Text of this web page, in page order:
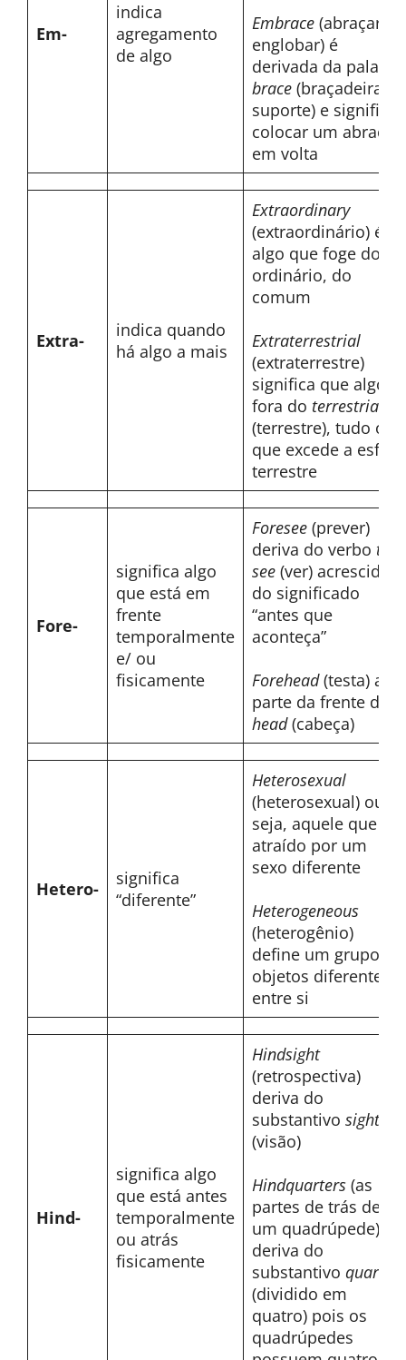
Em-
indica
agregamento
de algo
Embrace (abraçar,
englobar) é
derivada da palavra
brace (braçadeira,
suporte) e significa
colocar um abraço
em volta
Extra-
indica quando
há algo a mais
Extraordinary
(extraordinário) é
algo que foge do
ordinário, do
comum
Extraterrestrial
(extraterrestre)
significa que algo é
fora do terrestrial
(terrestre), tudo o
que excede a esfera
terrestre
Fore-
significa algo
que está em
frente
temporalmente
e/ ou
fisicamente
Foresee (prever)
deriva do verbo to
see (ver) acrescido
do significado
“antes que
aconteça”
Forehead(testa) a
parte da frente da
head(cabeça)
Hetero-
significa
“diferente”
Heterosexual
(heterosexual) ou
seja, aquele que é
atraído por um
sexo diferente
Heterogeneous
(heterogênio)
define um grupo de
objetos diferentes
entre si
Hind-
significa algo
que está antes
temporalmente
ou atrás
fisicamente
Hindsight
(retrospectiva)
deriva do
substantivo sight
(visão)
Hindquarters (as
partes de trás de
um quadrúpede)
deriva do
substantivo quarter
(dividido em
quatro) pois os
quadrúpedes